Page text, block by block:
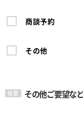
商談予約
その他
任意 その他ご要望な